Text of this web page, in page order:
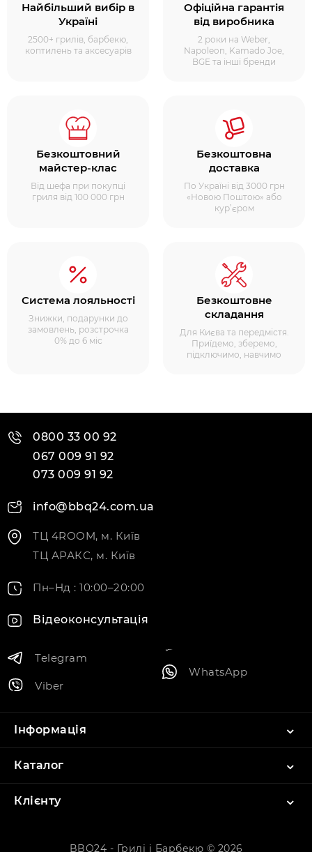
Найбільший вибір в
Україні
2500+ грилів, барбекю,
коптилень та аксесуарів
Офіційна гарантія
від виробника
2 роки на Weber,
Napoleon, Kamado Joe,
BGE та інші бренди
Безкоштовний
майстер-клас
Від шефа при покупці
гриля від 100 000 грн
Безкоштовна
доставка
По Україні від 3000 грн
«Новою Поштою» або
кур’єром
Система лояльності
Знижки, подарунки до
замовлень, розстрочка
0% до 6 міс
Безкоштовне
складання
Для Києва та передмістя.
Приїдемо, зберемо,
підключимо, навчимо
0800 33 00 92
067 009 91 92
073 009 91 92
info@bbq24.com.ua
ТЦ 4ROOM, м. Київ
ТЦ АРАКС, м. Київ
Пн–Нд : 10:00–20:00
Відеоконсультація
Telegram
Viber
WhatsApp
Інформація
Каталог
Клієнту
BBQ24 - Грилі і Барбекю © 2026